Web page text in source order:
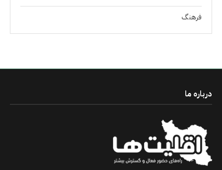
فرهنگ
درباره ما